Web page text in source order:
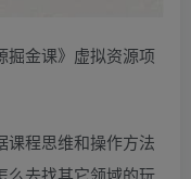
掘金课》虚拟资源项
课程思维和操作方法
么去找其它领域的玩